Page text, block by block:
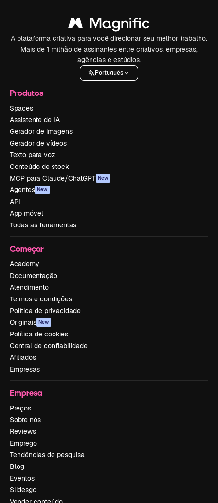
A plataforma criativa para você direcionar seu melhor trabalho.
Mais de 1 milhão de assinantes entre criativos, empresas,
agências e estúdios.
Português
Produtos
Spaces
Assistente de IA
Gerador de imagens
Gerador de vídeos
Texto para voz
Conteúdo de stock
MCP para Claude/ChatGPT New
Agentes New
API
App móvel
Todas as ferramentas
Começar
Academy
Documentação
Atendimento
Termos e condições
Política de privacidade
Originais New
Política de cookies
Central de confiabilidade
Afiliados
Empresas
Empresa
Preços
Sobre nós
Reviews
Emprego
Tendências de pesquisa
Blog
Eventos
Slidesgo